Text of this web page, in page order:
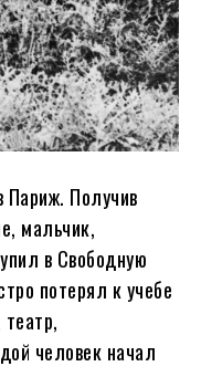
Париж. Получив
мальчик,
в Свободную
потерял к учебе
человек начал